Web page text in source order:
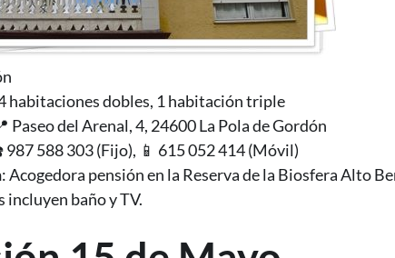
habitaciones dobles, 1 habitación triple
Paseo del Arenal, 4, 24600 La Pola de Gordón
588 303 (Fijo), 📱 615 052 414 (Móvil)
: Acogedora pensión en la Reserva de la Biosfera Alto
incluyen baño y TV.